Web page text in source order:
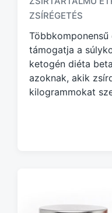
e
d
w
i
t
h
ZSÍRÉGETÉS
támogatja a
ketogén diéta
azoknak, akik
kilogrammokat